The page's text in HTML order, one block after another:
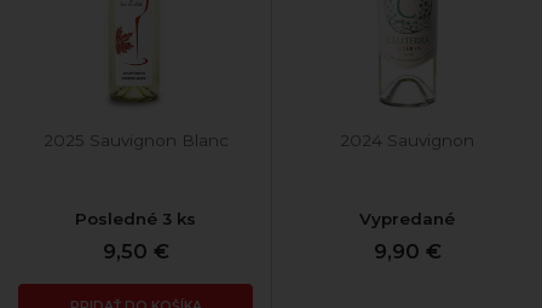
2025 Sauvignon Blanc
Posledné 3 ks
9,50 €
2024 Sauvignon
Vypredané
9,90 €